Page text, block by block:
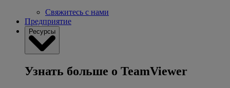
Свяжитесь с нами
Предприятие
Ресурсы
Узнать больше о TeamViewer